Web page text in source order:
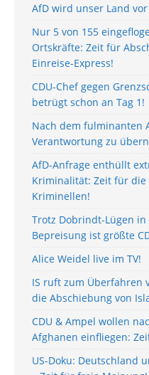
AfD wird unser Land
Nur 5 von 155
Ortskräfte: Zeit für
Einreise-Express!
CDU-Chef gegen
betrügt schon an Tag 1!
Nach dem fulminanten
Verantwortung zu
AfD-Anfrage enthüllt
Kriminalität: Zeit für die
Kriminellen!
Trotz Dobrindt-Lügen in
Bepreisung ist größte
Alice Weidel live im TV!
IS ruft zum Überfahren
die Abschiebung von
CDU & Ampel wollen
Afghanen einfliegen:
US-Doku: Deutschland